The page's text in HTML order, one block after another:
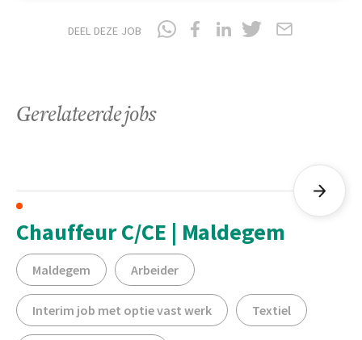
DEEL DEZE JOB
Gerelateerde jobs
Chauffeur C/CE | Maldegem
Maldegem Arbeider
Interim job met optie vast werk Textiel